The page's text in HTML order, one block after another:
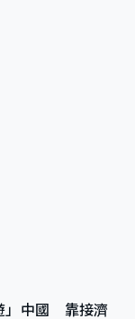
」中國 靠接濟